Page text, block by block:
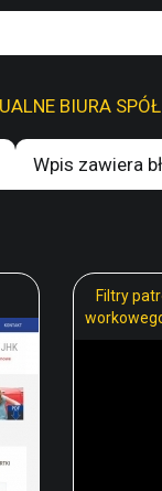
Wpis zawiera
Filtry